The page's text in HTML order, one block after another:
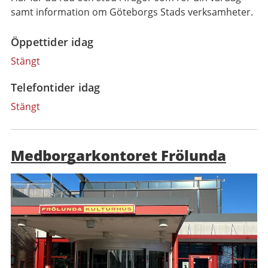
samt information om Göteborgs Stads verksamheter.
Öppettider idag
Stängt
Telefontider idag
Stängt
Medborgarkontoret Frölunda